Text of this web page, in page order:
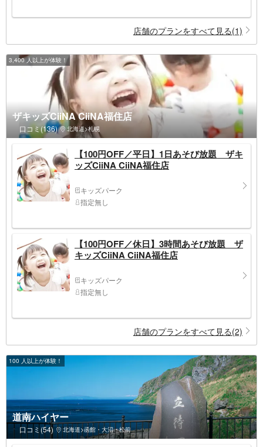
店舗のプランをすべて見る(1)
3,400 人以上が体験！
ザキッズCiiNA CiiNA福住店
口コミ(136) 北海道>札幌
【100円OFF／平日】1日あそび放題 ザキ
ッズCiiNA CiiNA福住店
キッズパーク
指定無し
【100円OFF／休日】3時間あそび放題 ザ
キッズCiiNA CiiNA福住店
キッズパーク
指定無し
店舗のプランをすべて見る(2)
100 人以上が体験！
道南ハイヤー
口コミ(54) 北海道>函館・大沼・松前